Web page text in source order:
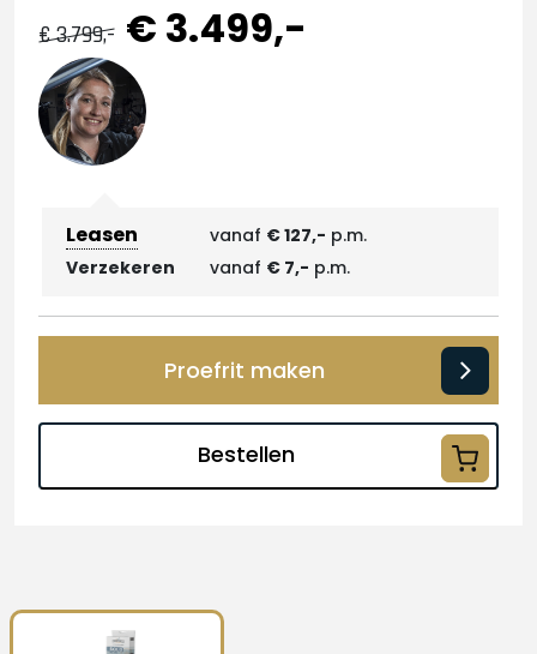
€ 3.799,- € 3.499,-
Leasen vanaf € 127,- p.m.
Verzekeren
vanaf € 7,- p.m.
Proefrit maken
Bestellen